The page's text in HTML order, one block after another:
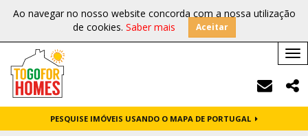
Ao navegar no nosso website concorda com a nossa utilização
de cookies. Saber mais Aceitar
PESQUISE IMÓVEIS USANDO O MAPA DE PORTUGAL